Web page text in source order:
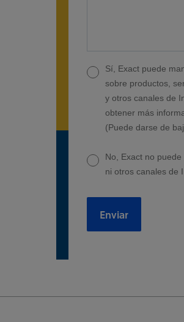
Sí, Exact puede
sobre productos,
y otros canales de
obtener más
(Puede darse de
No, Exact no
ni otros canales de
Enviar